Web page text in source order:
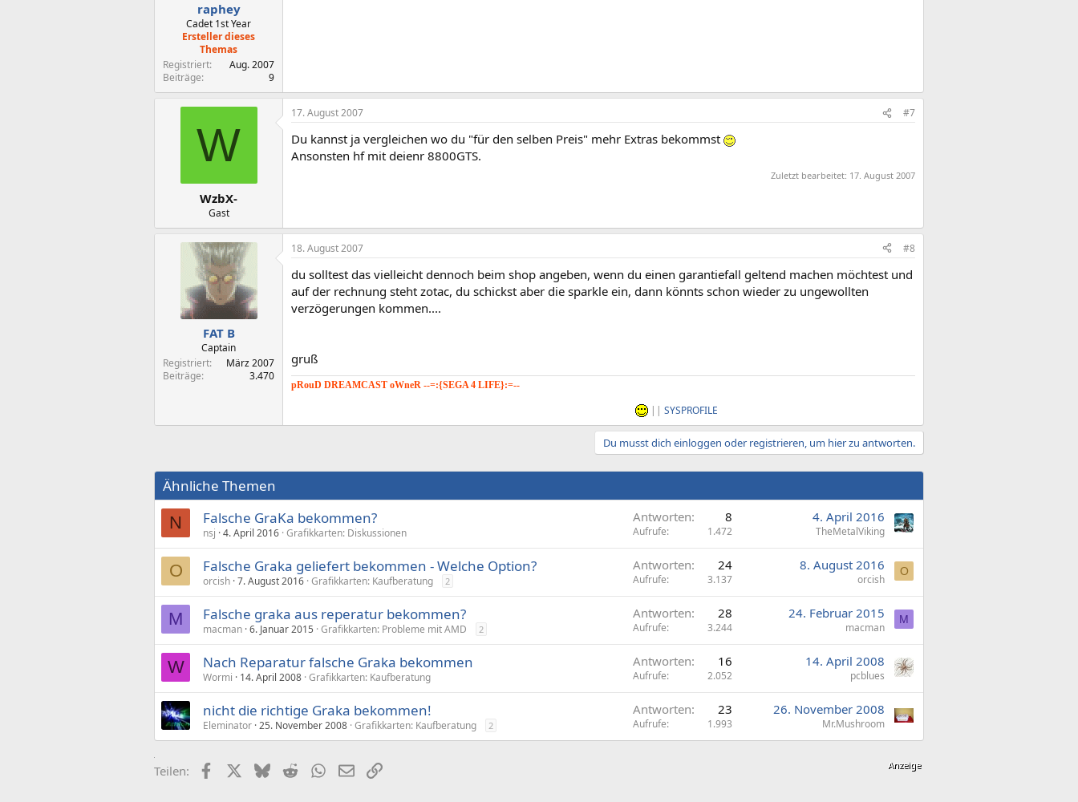
raphey
Cadet 1st Year
Ersteller dieses
Themas
Registriert
Aug. 2007
Beiträge
9
W
WzbX-
Gast
17. August 2007 #7
Du kannst ja vergleichen wo du "für den selben Preis" mehr Extras bekommst
Ansonsten hf mit deienr 8800GTS.
Zuletzt bearbeitet: 17. August 2007
FAT B
Captain
Registriert
März 2007
Beiträge
3.470
18. August 2007 #8
du solltest das vielleicht dennoch beim shop angeben, wenn du einen garantiefall geltend machen möchtest und
auf der rechnung steht zotac, du schickst aber die sparkle ein, dann könnts schon wieder zu ungewollten
verzögerungen kommen....
gruß
pRouD DREAMCAST oWneR --=:{SEGA 4 LIFE}:=--
|| SYSPROFILE
Du musst dich einloggen oder registrieren, um hier zu antworten.
Ähnliche Themen
N Falsche GraKa bekommen?
nsj 4. April 2016 Grafikkarten: Diskussionen
Antworten 8
Aufrufe 1.472
4. April 2016
TheMetalViking
O Falsche Graka geliefert bekommen - Welche Option?
orcish 7. August 2016 Grafikkarten: Kaufberatung 2
Antworten 24
Aufrufe 3.137
8. August 2016
orcish
O
M Falsche graka aus reperatur bekommen?
macman 6. Januar 2015 Grafikkarten: Probleme mit AMD 2
Antworten 28
Aufrufe 3.244
24. Februar 2015
macman
M
W Nach Reparatur falsche Graka bekommen
Wormi 14. April 2008 Grafikkarten: Kaufberatung
Antworten 16
Aufrufe 2.052
14. April 2008
pcblues
nicht die richtige Graka bekommen!
Eleminator 25. November 2008 Grafikkarten: Kaufberatung 2
Antworten 23
Aufrufe 1.993
26. November 2008
Mr.Mushroom
Teilen: FacebookX (Twitter)
BlueskyRedditWhatsApp
E-MailLink